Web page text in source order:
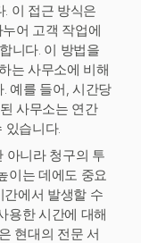
이 접근 방식은
어 고객 작업에
니다. 이 방법을
는 사무소에 비해
예를 들어, 시간당
사무소는 연간
있습니다.
아니라 청구의 투
이는 데에도 중요
간에서 발생할 수
용한 시간에 대해
현대의 전문 서